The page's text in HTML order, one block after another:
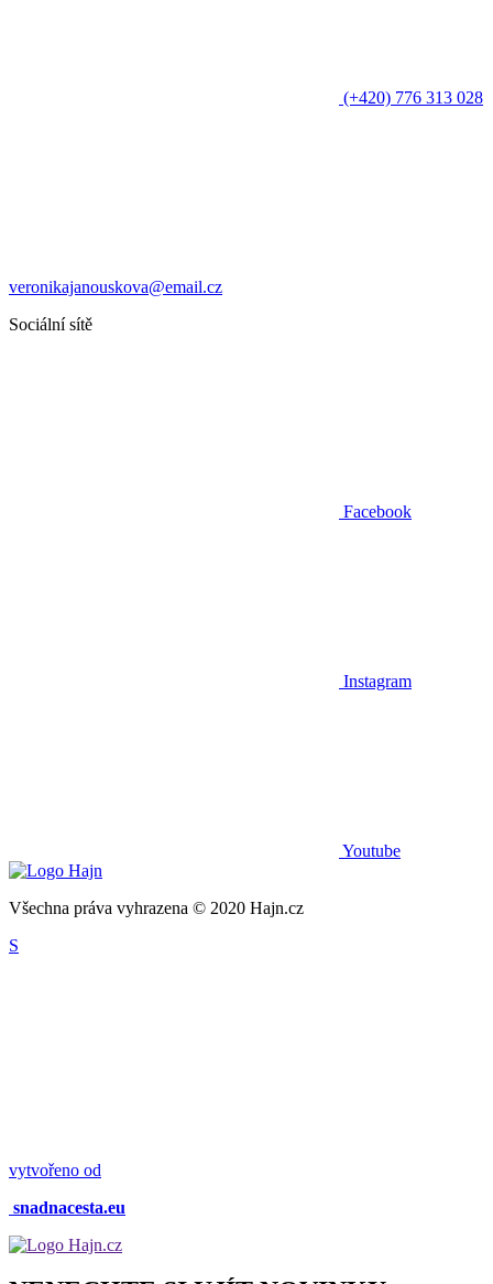
(+420) 776 313 028
veronikajanouskova@email.cz
Sociální sítě
Facebook
Instagram
Youtube
Všechna práva vyhrazena © 2020 Hajn.cz
S
vytvořeno od
snadnacesta.eu